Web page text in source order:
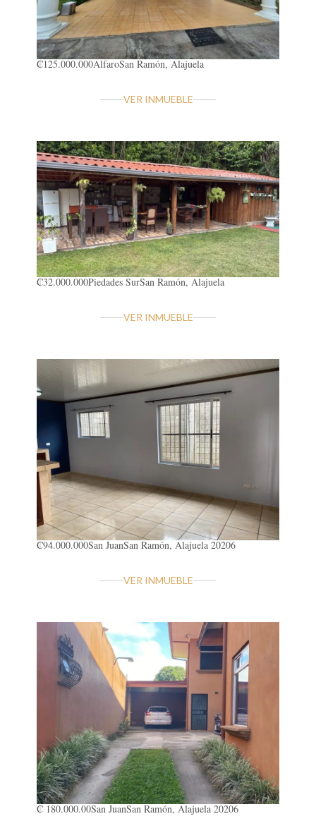
₡125.000.000AlfaroSan Ramón, Alajuela
VER INMUEBLE
₡32.000.000Piedades SurSan Ramón, Alajuela
VER INMUEBLE
₡94.000.000San JuanSan Ramón, Alajuela 20206
VER INMUEBLE
₡ 180.000.00San JuanSan Ramón, Alajuela 20206